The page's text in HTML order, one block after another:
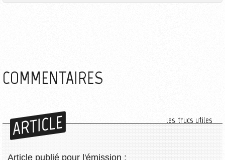
COMMENTAIRES
ARTICLE les trucs utiles
Article publié pour l'émission :